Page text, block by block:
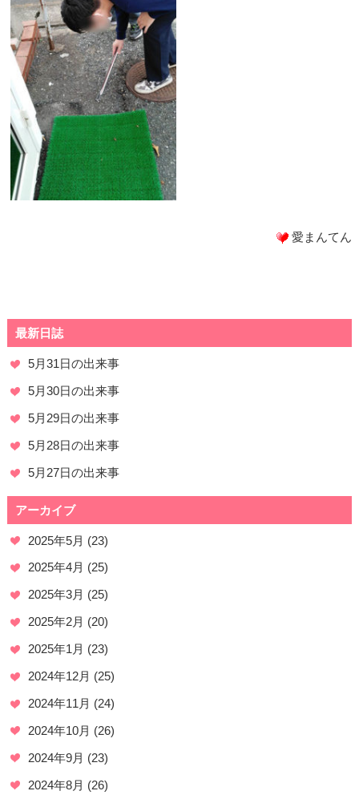
愛まんてん
最新日誌
5月31日の出来事
5月30日の出来事
5月29日の出来事
5月28日の出来事
5月27日の出来事
アーカイブ
2025年5月 (23)
2025年4月 (25)
2025年3月 (25)
2025年2月 (20)
2025年1月 (23)
2024年12月 (25)
2024年11月 (24)
2024年10月 (26)
2024年9月 (23)
2024年8月 (26)